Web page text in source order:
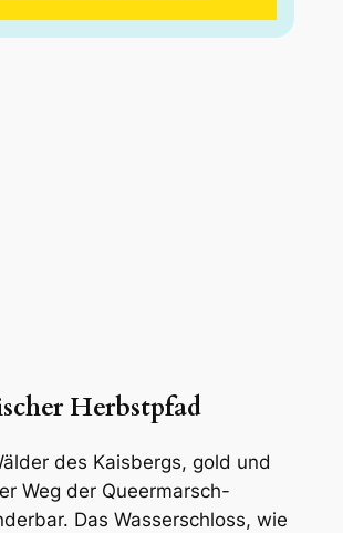
Herbstpfad
des Kaisbergs, gold und
Weg der Queermarsch-
Das Wasserschloss, wie